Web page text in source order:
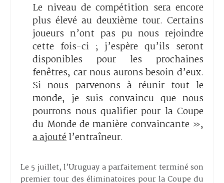
Le niveau de compétition sera encore
plus élevé au deuxième tour. Certains
joueurs n’ont pas pu nous rejoindre
cette fois-ci ; j’espère qu’ils seront
disponibles pour les prochaines
fenêtres, car nous aurons besoin d’eux.
Si nous parvenons à réunir tout le
monde, je suis convaincu que nous
pourrons nous qualifier pour la Coupe
du Monde de manière convaincante »,
a ajoutél’entraîneur.
Le 5 juillet, l’Uruguay a parfaitement terminé son
premier tour des éliminatoires pour la Coupe du